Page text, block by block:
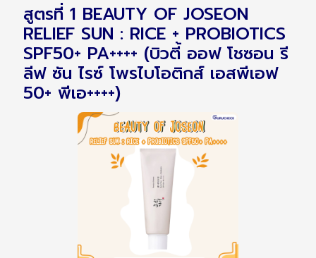
สูตรที่ 1 BEAUTY OF JOSEON
RELIEF SUN : RICE + PROBIOTICS
SPF50+ PA++++ (บิวตี้ ออฟ โชซอน รี
ลีฟ ซัน ไรซ์ โพรไบโอติกส์ เอสพีเอฟ
50+ พีเอ++++)